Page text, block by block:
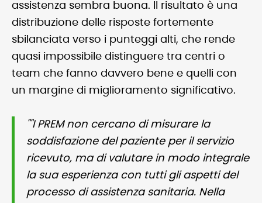
assistenza sembra buona. Il risultato è una
distribuzione delle risposte fortemente
sbilanciata verso i punteggi alti, che rende
quasi impossibile distinguere tra centri o
team che fanno davvero bene e quelli con
un margine di miglioramento significativo.
""I PREM non cercano di misurare la
soddisfazione del paziente per il servizio
ricevuto, ma di valutare in modo integrale
la sua esperienza con tutti gli aspetti del
processo di assistenza sanitaria. Nella